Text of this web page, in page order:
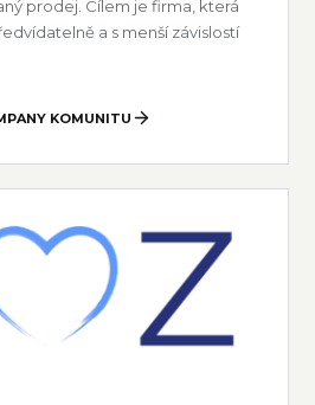
prodej. Cílem je firma, která
a s menší závislostí
KOMUNITU